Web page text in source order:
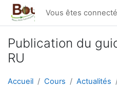
Passer au contenu principal
Vous êtes
Publication du
RU
Accueil Cours Actualités